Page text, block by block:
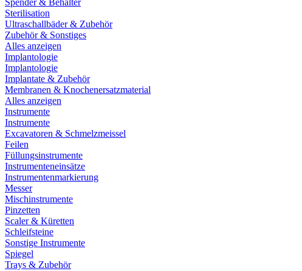
Spender & Behälter
Sterilisation
Ultraschallbäder & Zubehör
Zubehör & Sonstiges
Alles anzeigen
Implantologie
Implantologie
Implantate & Zubehör
Membranen & Knochenersatzmaterial
Alles anzeigen
Instrumente
Instrumente
Excavatoren & Schmelzmeissel
Feilen
Füllungsinstrumente
Instrumenteneinsätze
Instrumentenmarkierung
Messer
Mischinstrumente
Pinzetten
Scaler & Küretten
Schleifsteine
Sonstige Instrumente
Spiegel
Trays & Zubehör